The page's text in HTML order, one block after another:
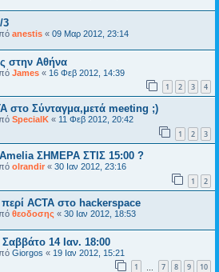
3
anestis « 09 Μαρ 2012, 23:14
στην Αθήνα
James « 16 Φεβ 2012, 14:39
1 2 3 4
στο Σύνταγμα,μετά meeting ;)
SpecialK « 11 Φεβ 2012, 20:42
1 2 3
ΣΗΜΕΡΑ ΣΤΙΣ 15:00 ?
olrandir « 30 Ιαν 2012, 23:16
1 2
ACTA στο hackerspace
θεοδοσης « 30 Ιαν 2012, 18:53
14 Ιαν. 18:00
Giorgos « 19 Ιαν 2012, 15:21
1 7 8 9 10